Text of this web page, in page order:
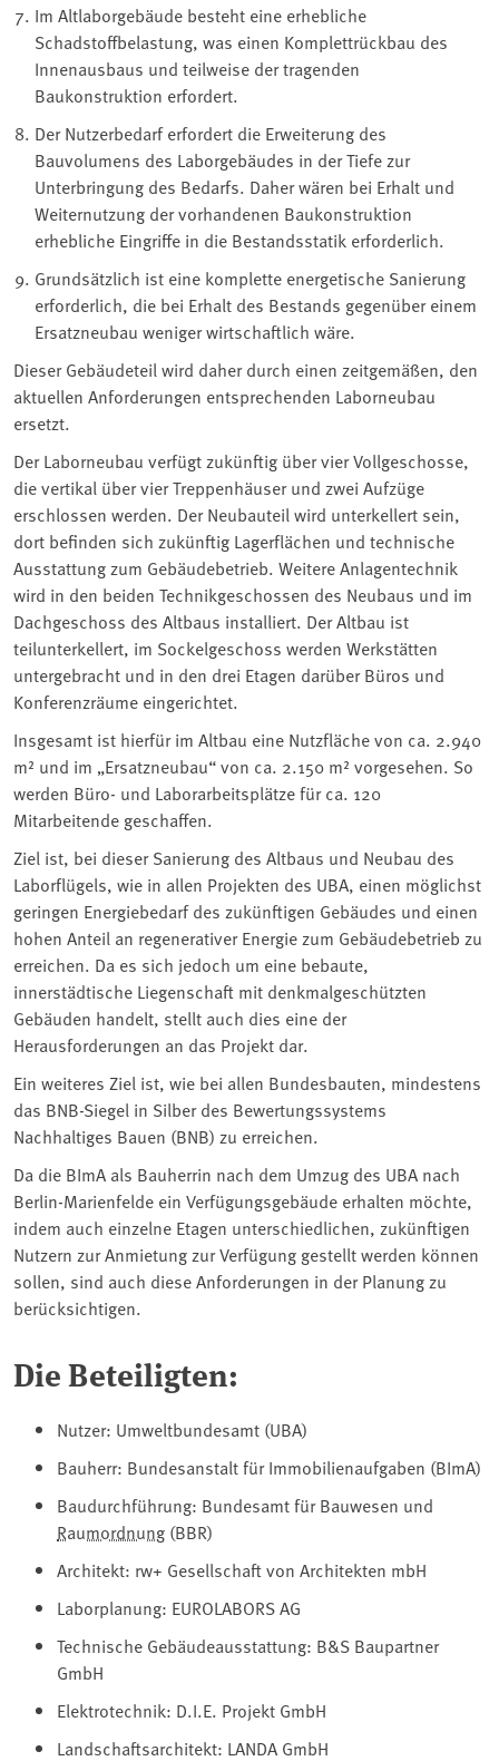
Im Altlaborgebäude besteht eine erhebliche
Schadstoffbelastung, was einen Komplettrückbau des
Innenausbaus und teilweise der tragenden
Baukonstruktion erfordert.
Der Nutzerbedarf erfordert die Erweiterung des
Bauvolumens des Laborgebäudes in der Tiefe zur
Unterbringung des Bedarfs. Daher wären bei Erhalt und
Weiternutzung der vorhandenen Baukonstruktion
erhebliche Eingriffe in die Bestandsstatik erforderlich.
Grundsätzlich ist eine komplette energetische Sanierung
erforderlich, die bei Erhalt des Bestands gegenüber einem
Ersatzneubau weniger wirtschaftlich wäre.
Dieser Gebäudeteil wird daher durch einen zeitgemäßen, den
aktuellen Anforderungen entsprechenden Laborneubau
ersetzt.
Der Laborneubau verfügt zukünftig über vier Vollgeschosse,
die vertikal über vier Treppenhäuser und zwei Aufzüge
erschlossen werden. Der Neubauteil wird unterkellert sein,
dort befinden sich zukünftig Lagerflächen und technische
Ausstattung zum Gebäudebetrieb. Weitere Anlagentechnik
wird in den beiden Technikgeschossen des Neubaus und im
Dachgeschoss des Altbaus installiert. Der Altbau ist
teilunterkellert, im Sockelgeschoss werden Werkstätten
untergebracht und in den drei Etagen darüber Büros und
Konferenzräume eingerichtet.
Insgesamt ist hierfür im Altbau eine Nutzfläche von ca. 2.940
m² und im „Ersatzneubau“ von ca. 2.150 m² vorgesehen. So
werden Büro- und Laborarbeitsplätze für ca. 120
Mitarbeitende geschaffen.
Ziel ist, bei dieser Sanierung des Altbaus und Neubau des
Laborflügels, wie in allen Projekten des UBA, einen möglichst
geringen Energiebedarf des zukünftigen Gebäudes und einen
hohen Anteil an regenerativer Energie zum Gebäudebetrieb zu
erreichen. Da es sich jedoch um eine bebaute,
innerstädtische Liegenschaft mit denkmalge­schützten
Gebäuden handelt, stellt auch dies eine der
Herausforderungen an das Projekt dar.
Ein weiteres Ziel ist, wie bei allen Bundesbauten, mindestens
das BNB-Siegel in Silber des Bewertungssystems
Nachhaltiges Bauen (BNB) zu erreichen.
Da die BImA als Bauherrin nach dem Umzug des UBA nach
Berlin-Marienfelde ein Verfügungsgebäude erhalten möchte,
indem auch einzelne Etagen unterschiedlichen, zukünftigen
Nutzern zur Anmietung zur Verfügung gestellt werden können
sollen, sind auch diese Anforderungen in der Planung zu
berücksichtigen.
Die Beteiligten:
Nutzer: Umweltbundesamt (UBA)
Bauherr: Bundesanstalt für Immobilienaufgaben (⁠BImA⁠)
Baudurchführung: Bundesamt für Bauwesen und
Raumordnung ⁠ (BBR)
Architekt: rw+ Gesellschaft von Architekten mbH
Laborplanung: EUROLABORS AG
Technische Gebäudeausstattung: B&S Baupartner
GmbH
Elektrotechnik: D.I.E. Projekt GmbH
Landschaftsarchitekt: LANDA GmbH